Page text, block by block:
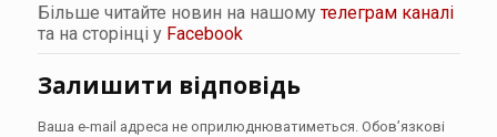
Більше читайте новин на нашомутелеграм каналі
та на сторінці у Facebook
Залишити відповідь
Ваша e-mail адреса не оприлюднюватиметься. Обов’язкові